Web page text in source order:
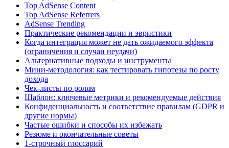
Top AdSense Content
Top AdSense Referrers
AdSense Trending
Практические рекомендации и эвристики
Когда интеграция может не дать ожидаемого эффекта
(ограничения и случаи неудачи)
Альтернативные подходы и инструменты
Мини-методология: как тестировать гипотезы по росту
дохода
Чек-листы по ролям
Шаблон: ключевые метрики и рекомендуемые действия
Конфиденциальность и соответствие правилам (GDPR и
другие нормы)
Частые ошибки и способы их избежать
Резюме и окончательные советы
1-строчный глоссарий